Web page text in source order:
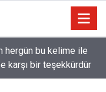
ihsanını kesmesin